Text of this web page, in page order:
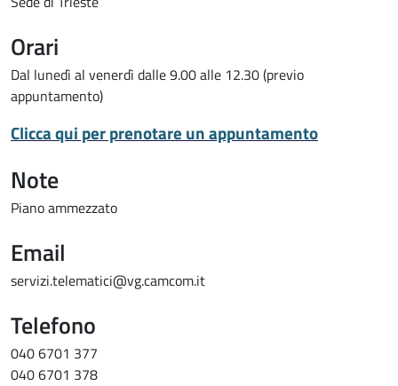
Orari
Dal lunedì al venerdì dalle 9.00 alle 12.30 (previo
appuntamento)
Clicca qui per prenotare un appuntamento
Note
Piano ammezzato
Email
servizi.telematici@vg.camcom.it
Telefono
040 6701 377
040 6701 378